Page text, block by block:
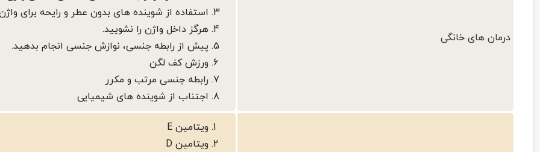
درمان های خانگی
استفاده از شوینده های بدون عطر و رایحه برای
هرگز داخل واژن را نشویید.
پیش از رابطه جنسی، نوازش جنسی انجام بدهید.
ورزش کف لگن
رابطه جنسی مرتب و مکرر
اجتناب از شوینده های شیمیایی
ویتامین E
ویتامین D